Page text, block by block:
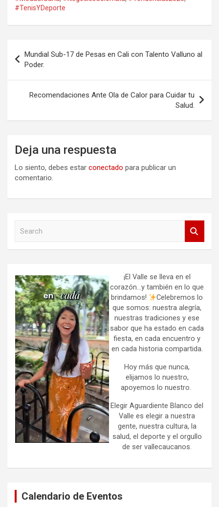
#TenisYDeporte
de
entradas
Mundial Sub-17 de Pesas en Cali con Talento Valluno al
Poder.
Recomendaciones Ante Ola de Calor para Cuidar tu
Salud.
Deja una respuesta
Lo siento, debes estar conectado para publicar un
comentario.
h
¡El Valle se lleva en el
corazón…y también en lo que
brindamos!
Celebremos lo
que somos: nuestra alegría,
nuestras tradiciones y ese
sabor que ha estado en cada
fiesta, en cada encuentro y
en cada historia compartida.
Hoy más que nunca,
elijamos lo nuestro,
apoyemos lo nuestro.
Elegir Aguardiente Blanco del
Valle es elegir a nuestra
gente, nuestra cultura, la
salud, el deporte y el orgullo
de ser vallecaucanos.
Calendario de Eventos